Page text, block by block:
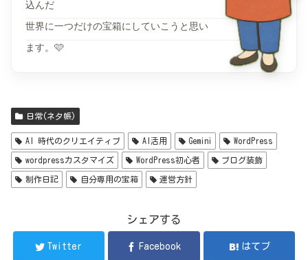
込んだ
世界に一つだけの宝箱にしていこうと思い
ます。🩷
日常(ネタ帳)
AI 時代のクリエイティブ AI活用 Gemini WordPress
wordpressカスタマイズ WordPress初心者 ブログ装飾
制作日記 自分専用の宝箱 運営方針
シェアする
Twitter Facebook はてブ